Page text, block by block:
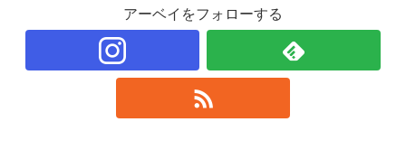
アーベイをフォローする